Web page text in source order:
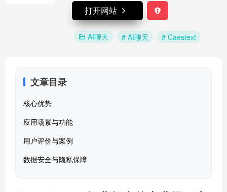
打开网站
AI聊天 # AI聊天 # Caestext
文章目录
核心优势
应用场景与功能
用户评价与案例
数据安全与隐私保障